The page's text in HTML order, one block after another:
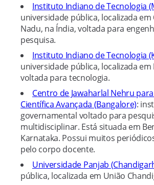
Instituto Indiano de Tecnologia
universidade pública, localizada em
Nadu, na Índia, voltada para
pesquisa.
Instituto Indiano de Tecnologia
universidade pública, localizada em
voltada para tecnologia.
Centro de Jawaharlal Nehru
Científica Avançada (Bangalore):
governamental voltado para
multidisciplinar. Está situada em
Karnataka. Possui muitos
pelo corpo docente.
Universidade Panjab
pública, localizada em União